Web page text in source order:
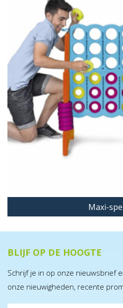
Maxi-
BLIJF OP DE HOOGTE
Schrijf je in op onze nieuwsbrief
onze nieuwigheden, recente